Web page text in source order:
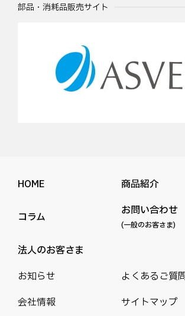
部品・消耗品販売サイト
HOME 商品紹介
コラム お問い合わせ
(一般のお客さま)
法人のお客さま
お知らせ
よくあるご質
会社情報
サイトマップ